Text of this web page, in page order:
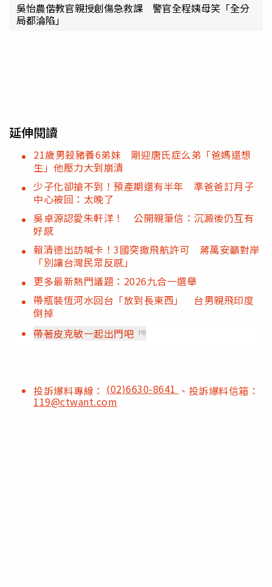
吳怡農偕教官親授創傷急救課 警官全程姨母笑「全分
局都淪陷」
延伸閱讀
21歲男殺豬養6弟妹 剛迎唐氏症么弟「爸媽還想
生」他壓力大到崩潰
少子化卻搶不到！預產期還有半年 準爸爸訂月子
中心被回：太晚了
吳卓源認愛朱軒洋！ 公開親筆信：沉澱後仍互有
好感
賴清德出訪喊卡！3國突撤飛航許可 蔣萬安籲對岸
「別讓台灣民眾反感」
更多最新熱門議題：2026九合一選舉
帶瓶裝恆河水回台「放到長東西」 台男親飛印度
倒掉
帶著皮克敏一起出門吧 PR
投訴爆料專線： (02)6630-8641 、投訴爆料信箱：
119@ctwant.com